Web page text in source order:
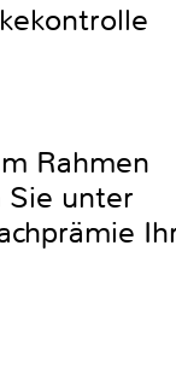
Rahmen
Sie unter